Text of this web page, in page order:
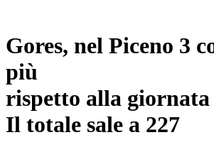
Gores, nel Piceno 3
più
rispetto alla
Il totale sale a 227